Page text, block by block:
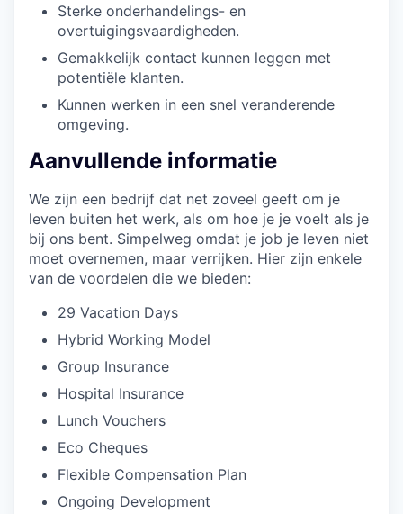
Sterke onderhandelings- en
overtuigingsvaardigheden.
Gemakkelijk contact kunnen leggen met
potentiële klanten.
Kunnen werken in een snel veranderende
omgeving.
Aanvullende informatie
We zijn een bedrijf dat net zoveel geeft om je
leven buiten het werk, als om hoe je je voelt als je
bij ons bent. Simpelweg omdat je job je leven niet
moet overnemen, maar verrijken. Hier zijn enkele
van de voordelen die we bieden:
29 Vacation Days
Hybrid Working Model
Group Insurance
Hospital Insurance
Lunch Vouchers
Eco Cheques
Flexible Compensation Plan
Ongoing Development